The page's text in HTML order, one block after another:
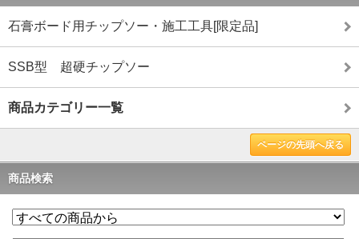
石膏ボード用チップソー・施工工具[限定品]
SSB型 超硬チップソー
商品カテゴリー一覧
ページの先頭へ戻る
商品検索